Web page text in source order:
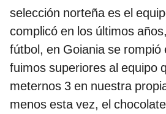
selección norteña es el
complicó en los últimos
fútbol, en Goiania se rompió
fuimos superiores al equipo
meternos 3 en nuestra
menos esta vez, el